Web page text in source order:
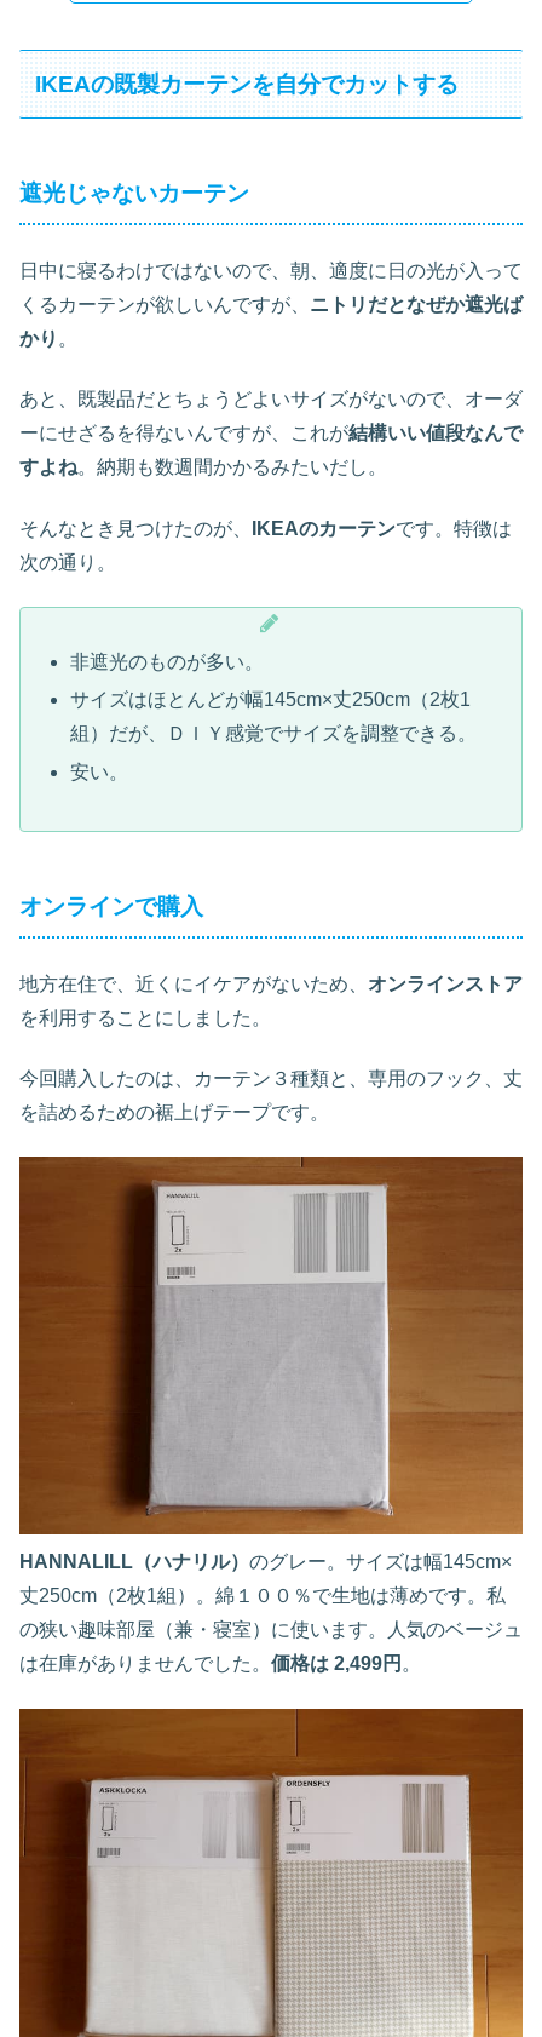
IKEAの既製カーテンを自分でカットする
遮光じゃないカーテン
日中に寝るわけではないので、朝、適度に日の光が入って
くるカーテンが欲しいんですが、 ニトリだとなぜか遮光ば
かり 。
あと、既製品だとちょうどよいサイズがないので、オーダ
ーにせざるを得ないんですが、これが結構いい値段なんで
すよね。納期も数週間かかるみたいだし。
そんなとき見つけたのが、 IKEAのカーテンです。特徴は
次の通り。
非遮光のものが多い。
サイズはほとんどが幅145cm×丈250cm（2枚1
組）だが、ＤＩＹ感覚でサイズを調整できる。
安い。
オンラインで購入
地方在住で、近くにイケアがないため、 オンラインストア
を利用することにしました。
今回購入したのは、カーテン３種類と、専用のフック、丈
を詰めるための裾上げテープです。
HANNALILL（ハナリル） のグレー。サイズは幅145cm×
丈250cm（2枚1組）。綿１００％で生地は薄めです。私
の狭い趣味部屋（兼・寝室）に使います。人気のベージュ
は在庫がありませんでした。 価格は 2,499円 。